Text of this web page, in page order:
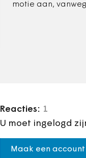
motie aan,
Reacties: 1
U moet ingelogd
Maak een account